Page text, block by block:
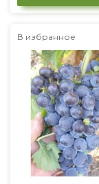
В избранное